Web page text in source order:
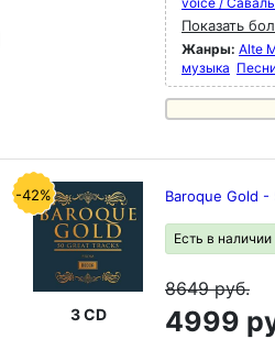
Показать
Жанры: Alte
музыка
-42%
3 CD
Baroque Gold -
Есть в наличии
8649руб.
4999